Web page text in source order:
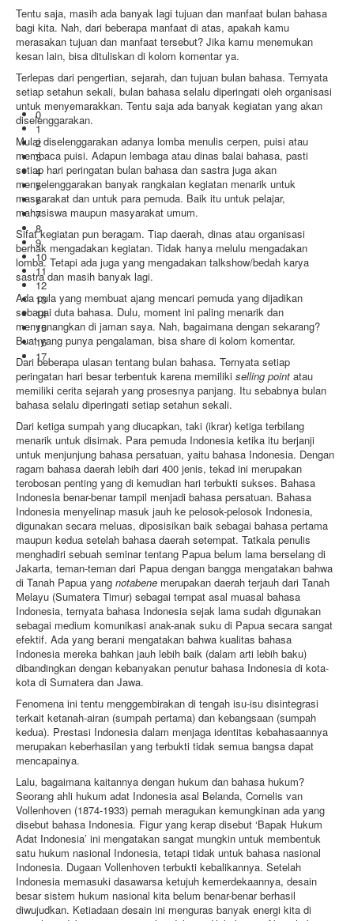
0
1
2
3
4
5
6
7
8
9
10
11
12
13
14
15
16
17
Tentu saja, masih ada banyak lagi tujuan dan manfaat bulan bahasa
bagi kita. Nah, dari beberapa manfaat di atas, apakah kamu
merasakan tujuan dan manfaat tersebut? Jika kamu menemukan
kesan lain, bisa dituliskan di kolom komentar ya.
Terlepas dari pengertian, sejarah, dan tujuan bulan bahasa. Ternyata
setiap setahun sekali, bulan bahasa selalu diperingati oleh organisasi
untuk menyemarakkan. Tentu saja ada banyak kegiatan yang akan
diselenggarakan.
Mulai diselenggarakan adanya lomba menulis cerpen, puisi atau
membaca puisi. Adapun lembaga atau dinas balai bahasa, pasti
setiap hari peringatan bulan bahasa dan sastra juga akan
menyelenggarakan banyak rangkaian kegiatan menarik untuk
masyarakat dan untuk para pemuda. Baik itu untuk pelajar,
mahasiswa maupun masyarakat umum.
Sifat kegiatan pun beragam. Tiap daerah, dinas atau organisasi
berhak mengadakan kegiatan. Tidak hanya melulu mengadakan
lomba. Tetapi ada juga yang mengadakan talkshow/bedah karya
sastra dan masih banyak lagi.
Ada pula yang membuat ajang mencari pemuda yang dijadikan
sebagai duta bahasa. Dulu, moment ini paling menarik dan
menyenangkan di jaman saya. Nah, bagaimana dengan sekarang?
Buat yang punya pengalaman, bisa share di kolom komentar.
Dari beberapa ulasan tentang bulan bahasa. Ternyata setiap
peringatan hari besar terbentuk karena memiliki selling point atau
memiliki cerita sejarah yang prosesnya panjang. Itu sebabnya bulan
bahasa selalu diperingati setiap setahun sekali.
Dari ketiga sumpah yang diucapkan, taki (ikrar) ketiga terbilang
menarik untuk disimak. Para pemuda Indonesia ketika itu berjanji
untuk menjunjung bahasa persatuan, yaitu bahasa Indonesia. Dengan
ragam bahasa daerah lebih dari 400 jenis, tekad ini merupakan
terobosan penting yang di kemudian hari terbukti sukses. Bahasa
Indonesia benar-benar tampil menjadi bahasa persatuan. Bahasa
Indonesia menyelinap masuk jauh ke pelosok-pelosok Indonesia,
digunakan secara meluas, diposisikan baik sebagai bahasa pertama
maupun kedua setelah bahasa daerah setempat. Tatkala penulis
menghadiri sebuah seminar tentang Papua belum lama berselang di
Jakarta, teman-teman dari Papua dengan bangga mengatakan bahwa
di Tanah Papua yang notabene merupakan daerah terjauh dari Tanah
Melayu (Sumatera Timur) sebagai tempat asal muasal bahasa
Indonesia, ternyata bahasa Indonesia sejak lama sudah digunakan
sebagai medium komunikasi anak-anak suku di Papua secara sangat
efektif. Ada yang berani mengatakan bahwa kualitas bahasa
Indonesia mereka bahkan jauh lebih baik (dalam arti lebih baku)
dibandingkan dengan kebanyakan penutur bahasa Indonesia di kota-
kota di Sumatera dan Jawa.
Fenomena ini tentu menggembirakan di tengah isu-isu disintegrasi
terkait ketanah-airan (sumpah pertama) dan kebangsaan (sumpah
kedua). Prestasi Indonesia dalam menjaga identitas kebahasaannya
merupakan keberhasilan yang terbukti tidak semua bangsa dapat
mencapainya.
Lalu, bagaimana kaitannya dengan hukum dan bahasa hukum?
Seorang ahli hukum adat Indonesia asal Belanda, Cornelis van
Vollenhoven (1874-1933) pernah meragukan kemungkinan ada yang
disebut bahasa Indonesia. Figur yang kerap disebut ‘Bapak Hukum
Adat Indonesia’ ini mengatakan sangat mungkin untuk membentuk
satu hukum nasional Indonesia, tetapi tidak untuk bahasa nasional
Indonesia. Dugaan Vollenhoven terbukti kebalikannya. Setelah
Indonesia memasuki dasawarsa ketujuh kemerdekaannya, desain
besar sistem hukum nasional kita belum benar-benar berhasil
diwujudkan. Ketiadaan desain ini menguras banyak energi kita di